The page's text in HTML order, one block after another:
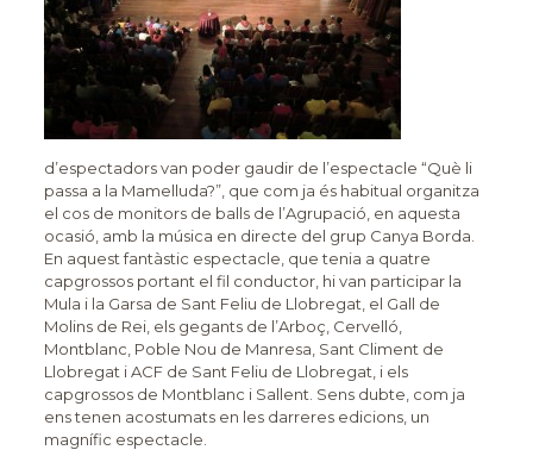
d’espectadors van poder gaudir de l’espectacle “Què li
passa a la Mamelluda?”, que com ja és habitual organitza
el cos de monitors de balls de l’Agrupació, en aquesta
ocasió, amb la música en directe del grup Canya Borda.
En aquest fantàstic espectacle, que tenia a quatre
capgrossos portant el fil conductor, hi van participar la
Mula i la Garsa de Sant Feliu de Llobregat, el Gall de
Molins de Rei, els gegants de l’Arboç, Cervelló,
Montblanc, Poble Nou de Manresa, Sant Climent de
Llobregat i ACF de Sant Feliu de Llobregat, i els
capgrossos de Montblanc i Sallent. Sens dubte, com ja
ens tenen acostumats en les darreres edicions, un
magnífic espectacle.